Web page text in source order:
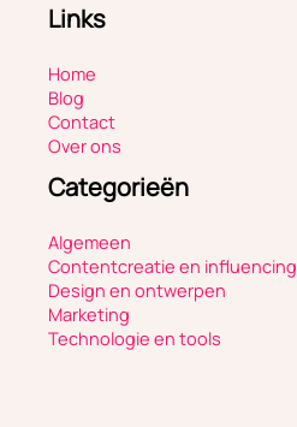
Links
Home
Blog
Contact
Over ons
Categorieën
Algemeen
Contentcreatie en influencing
Design en ontwerpen
Marketing
Technologie en tools